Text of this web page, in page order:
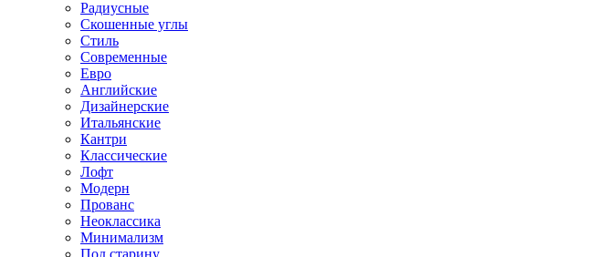
Радиусные
Скошенные углы
Стиль
Современные
Евро
Английские
Дизайнерские
Итальянские
Кантри
Классические
Лофт
Модерн
Прованс
Неоклассика
Минимализм
Под старину